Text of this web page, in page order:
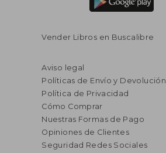
Vender Libros en Buscalibre
Aviso legal
Políticas de Envío y Devolución
Política de Privacidad
Cómo Comprar
Nuestras Formas de Pago
Opiniones de Clientes
Seguridad Redes Sociales